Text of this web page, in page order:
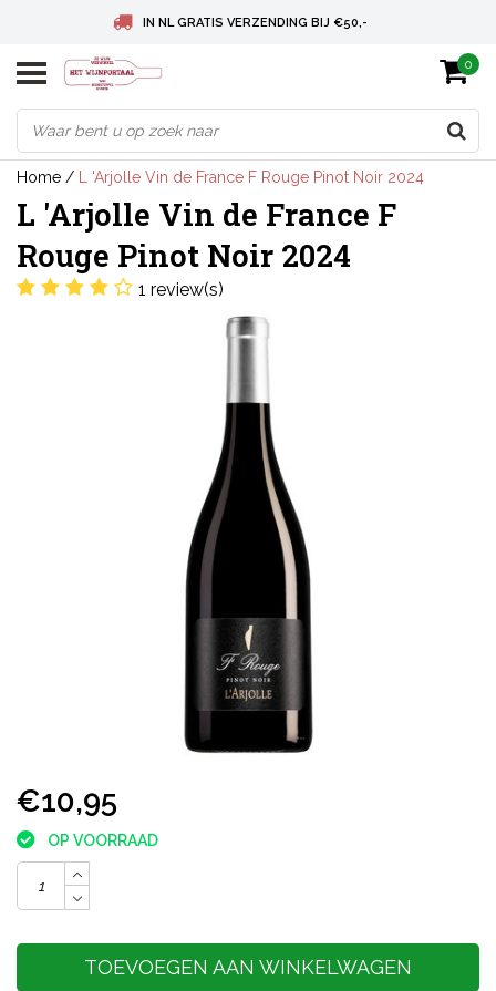
IN NL GRATIS VERZENDING BIJ €50,-
BELGIE GRATIS VERZENDING BIJ € 75
DEUTSCHLAND VERSANDKOSTENFREI AB € 75
0
Home / L 'Arjolle Vin de France F Rouge Pinot Noir 2024
L 'Arjolle Vin de France F
Rouge Pinot Noir 2024
1 review(s)
€10,95
OP VOORRAAD
TOEVOEGEN AAN WINKELWAGEN